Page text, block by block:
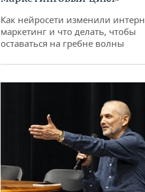
Как нейросети изменили
маркетинг и что делать, чтобы
оставаться на гребне волны